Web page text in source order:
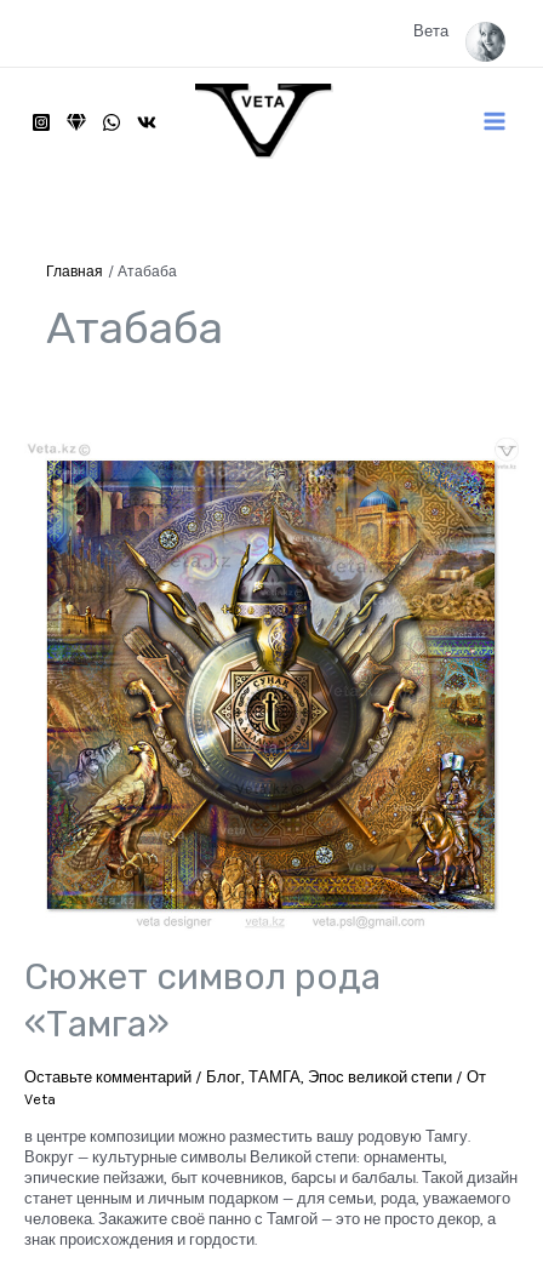
Вета
Main
Главная Атабаба
Атабаба
Сюжет символ рода
«Тамга»
Оставьте комментарий / Блог ТАМГА Эпос великой степи / От
Veta
в центре композиции можно разместить вашу родовую Тамгу.
Вокруг — культурные символы Великой степи: орнаменты,
эпические пейзажи, быт кочевников, барсы и балбалы. Такой дизайн
станет ценным и личным подарком — для семьи, рода, уважаемого
человека. Закажите своё панно с Тамгой — это не просто декор, а
знак происхождения и гордости.